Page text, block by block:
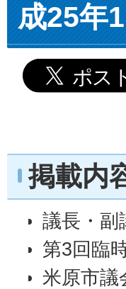
成25年
掲載内
議長・副
第3回臨
米原市議